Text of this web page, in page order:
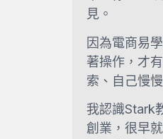
見。
因為電商易
著操作，才
索、自己慢
我認識Stark
創業，很早